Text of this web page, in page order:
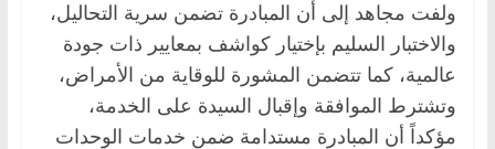
ولفت مجاهد إلى أن المبادرة تضمن سرية التحاليل،
والاختبار السليم بإختيار كواشف بمعايير ذات جودة
عالمية، كما تتضمن المشورة للوقاية من الأمراض،
وتشترط الموافقة وإقبال السيدة على الخدمة،
مؤكداً أن المبادرة مستدامة ضمن خدمات الوحدات